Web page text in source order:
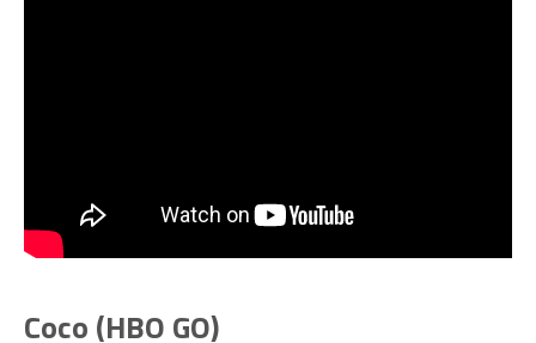
Coco (HBO GO)